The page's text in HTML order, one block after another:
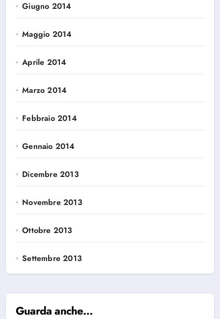
Giugno 2014
Maggio 2014
Aprile 2014
Marzo 2014
Febbraio 2014
Gennaio 2014
Dicembre 2013
Novembre 2013
Ottobre 2013
Settembre 2013
Guarda anche…